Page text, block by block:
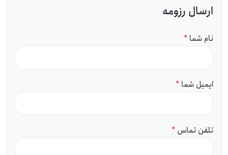
ارسال رزومه
نام شما *
ایمیل شما *
تلفن تماس *